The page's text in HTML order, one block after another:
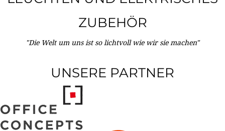
ZUBEHÖR
"Die Welt um uns ist so lichtvoll wie wir sie machen"
UNSERE PARTNER